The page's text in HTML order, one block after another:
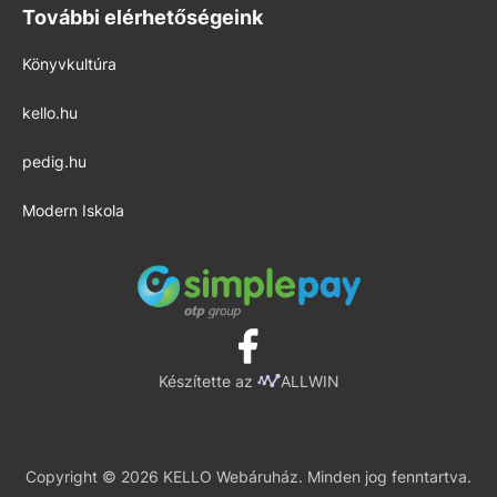
További elérhetőségeink
Könyvkultúra
kello.hu
pedig.hu
Modern Iskola
Készítette az ALLWIN
Copyright © 2026 KELLO Webáruház. Minden jog fenntartva.